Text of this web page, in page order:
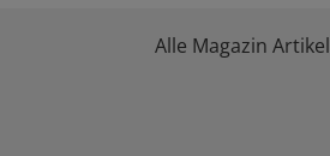
Alle Magazin Artikel